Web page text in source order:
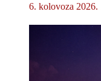
6. kolovoza 2026.